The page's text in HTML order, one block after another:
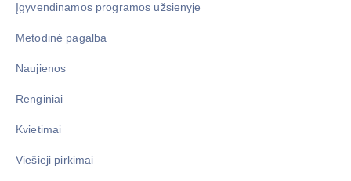
Įgyvendinamos programos užsienyje
Metodinė pagalba
Naujienos
Renginiai
Kvietimai
Viešieji pirkimai